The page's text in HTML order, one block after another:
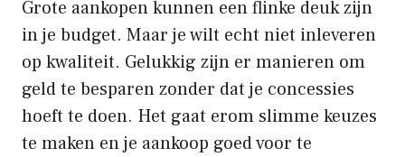
Grote aankopen kunnen een flinke deuk zijn
in je budget. Maar je wilt echt niet inleveren
op kwaliteit. Gelukkig zijn er manieren om
geld te besparen zonder dat je concessies
hoeft te doen. Het gaat erom slimme keuzes
te maken en je aankoop goed voor te